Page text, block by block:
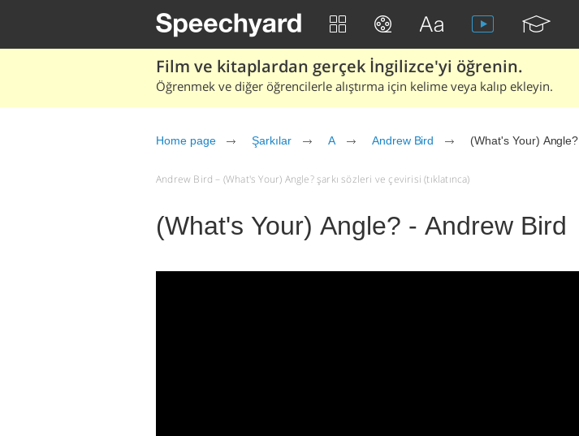
Film ve kitaplardan gerçek İngilizce'yi öğrenin.
Öğrenmek ve diğer öğrencilerle alıştırma için kelime veya kalıp ekleyin.
Home page Şarkılar A Andrew Bird (What's Your) Angle?
Andrew Bird – (What's Your) Angle? şarkı sözleri ve çevirisi (tıklatınca)
(What's Your) Angle? - Andrew Bird